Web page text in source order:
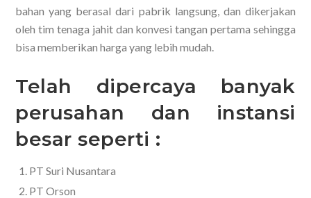
bahan yang berasal dari pabrik langsung, dan dikerjakan
oleh tim tenaga jahit dan konvesi tangan pertama sehingga
bisa memberikan harga yang lebih mudah.
Telah dipercaya banyak
perusahan dan instansi
besar seperti :
PT Suri Nusantara
PT Orson